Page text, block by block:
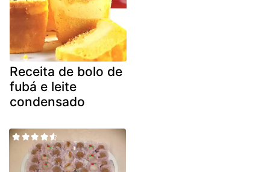
Receita de bolo de
fubá e leite
condensado